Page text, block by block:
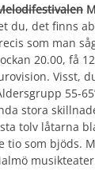
du, det finns
som man
20.00, få
Visst,
55-
stora
tolv låtarna
tio som bjöds.